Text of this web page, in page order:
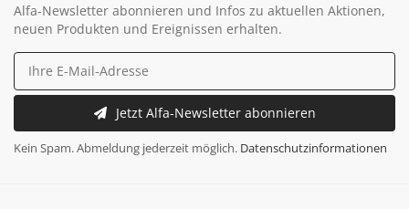
Alfa-Newsletter abonnieren und Infos zu aktuellen Aktionen,
neuen Produkten und Ereignissen erhalten.
Jetzt Alfa-Newsletter abonnieren
Kein Spam. Abmeldung jederzeit möglich. Datenschutzinformationen